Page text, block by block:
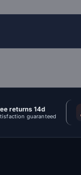
returns 14d
guaranteed